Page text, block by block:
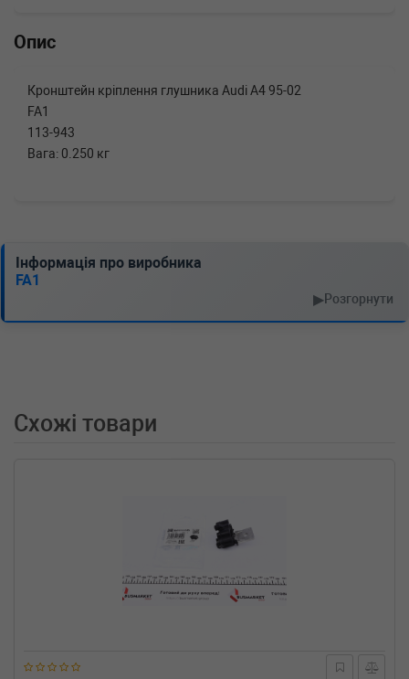
Опис
Кронштейн кріплення глушника Audi A4 95-02
FA1
113-943
Вага: 0.250 кг
Інформація про виробника
FA1
▶Розгорнути
Схожі товари